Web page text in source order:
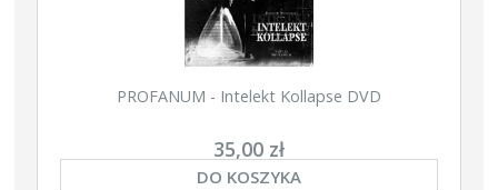
PROFANUM - Intelekt Kollapse DVD
35,00 zł
DO KOSZYKA